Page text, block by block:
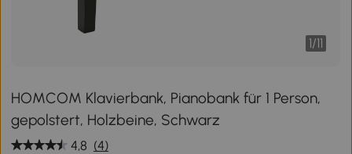
1/11
HOMCOM Klavierbank, Pianobank für 1 Person,
gepolstert, Holzbeine, Schwarz
4,8 (4)